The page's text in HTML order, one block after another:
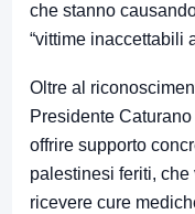
che stanno
“vittime inaccettabili
Oltre al
Presidente
offrire supporto
palestinesi feriti,
ricevere cure